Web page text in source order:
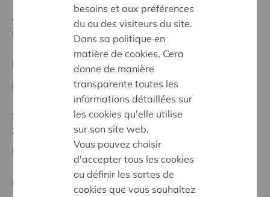
Ambition:
Des quartiers chaleureux et bienveillants
pour tous
Projet régional
Date de début:09/10/2025
Statut:
Zuid-Limburg
Date de décision:
09/10/2025
Décision: Approuvé
besoins et aux préférences
du ou des visiteurs du site.
Dans sa politique en
matière de cookies, Cera
donne de manière
transparente toutes les
informations détaillées sur
les cookies qu'elle utilise
sur son site web.
Vous pouvez choisir
d'accepter tous les cookies
ou définir les sortes de
cookies que vous souhaitez